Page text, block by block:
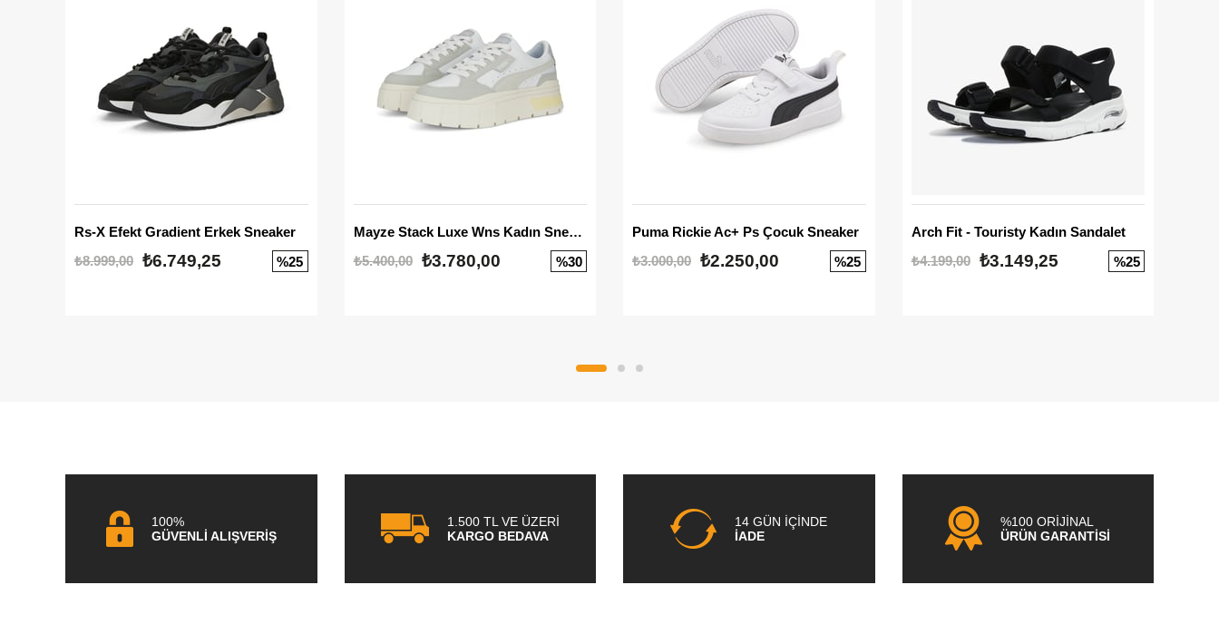
Rs-X Efekt Gradient Erkek Sneaker
₺8.999,00 ₺6.749,25 %25
Mayze Stack Luxe Wns Kadın Sneaker
₺5.400,00
₺3.780,00 %30
Puma Rickie Ac+ Ps Çocuk Sneaker
₺3.000,00 ₺2.250,00 %25
Arch Fit - Touristy Kadın Sandalet
₺4.199,00
₺3.149,25 %25
100%
GÜVENLİ ALIŞVERİŞ
1.500 TL VE ÜZERİ
KARGO BEDAVA
14 GÜN İÇİNDE
İADE
%100 ORİJİNAL
ÜRÜN GARANTİSİ